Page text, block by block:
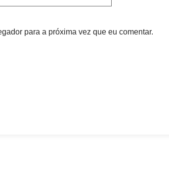
para a próxima vez que eu comentar.